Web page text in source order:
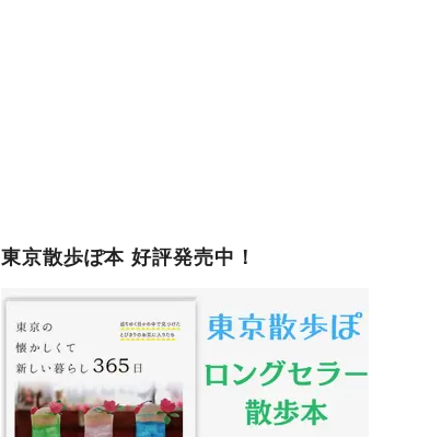
東京散歩ぽ本 好評発売中！